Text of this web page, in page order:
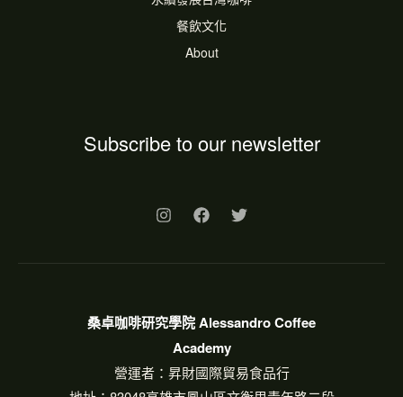
餐飲文化
About
Subscribe to our newsletter
桑卓咖啡研究學院 Alessandro Coffee
Academy
營運者：昇財國際貿易食品行